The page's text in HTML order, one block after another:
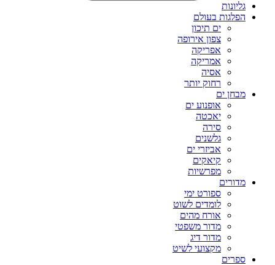
גליונות
הפלגות בעולם
ים תיכון
צפון אירופה
אפריקה
אמריקה
אסיה
רחוק יותר
מבחן ים
אופנוע ים
יאכטה
סירה
גלשנים
אביזרי ים
קיאקים
מפרשיות
מדורים
ספורט ימי
לומדים לשוט
אורח מהים
מדור משפטי
מדור דיג
מקצועי לשיט
ספרים